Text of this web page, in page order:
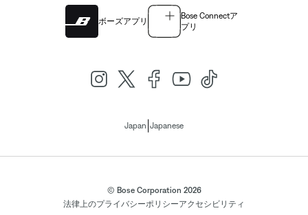
ボーズアプリ
Bose Connectア
プリ
Japan Japanese
© Bose Corporation 2026
法律上のプライバシーポリシーアクセシビリティ